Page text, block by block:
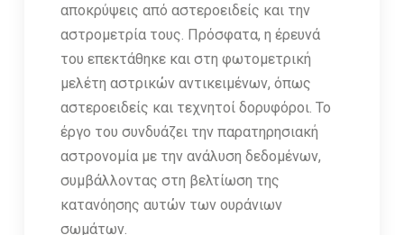
αποκρύψεις από αστεροειδείς και την
αστρομετρία τους. Πρόσφατα, η έρευνά
του επεκτάθηκε και στη φωτομετρική
μελέτη αστρικών αντικειμένων, όπως
αστεροειδείς και τεχνητοί δορυφόροι. Το
έργο του συνδυάζει την παρατηρησιακή
αστρονομία με την ανάλυση δεδομένων,
συμβάλλοντας στη βελτίωση της
κατανόησης αυτών των ουράνιων
σωμάτων.